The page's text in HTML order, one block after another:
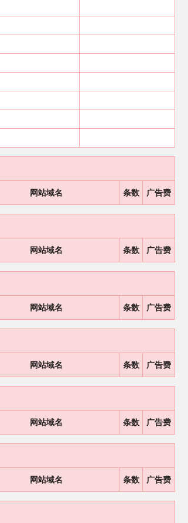
网站域名 条数 广告费
网站域名 条数 广告费
网站域名 条数 广告费
网站域名 条数 广告费
网站域名 条数 广告费
网站域名 条数 广告费